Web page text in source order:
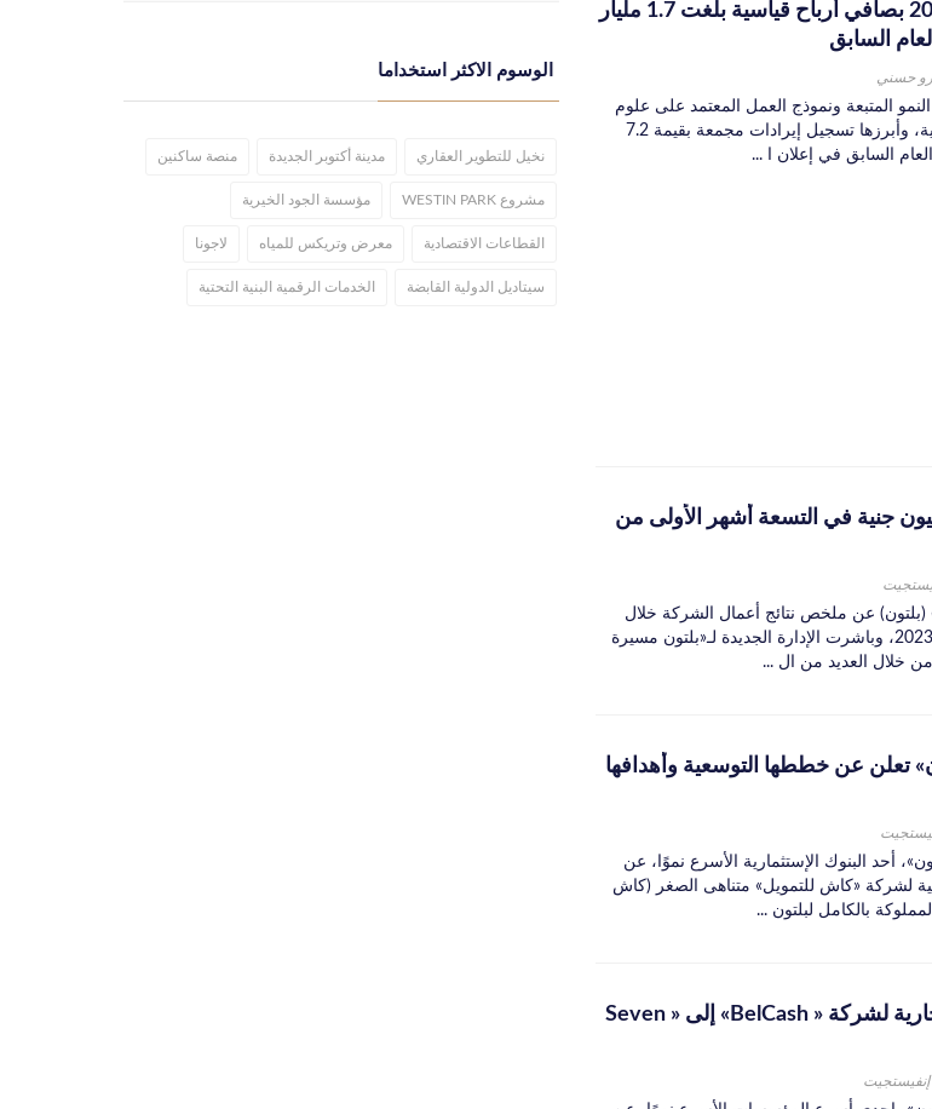
«بلتون القابضة» تختتم عام 2024 بصافي أرباح قياسية بلغت 1.7 مليار
حسني
المتبعة ونموذج العمل المعتمد على علوم
البيانات، حيث حققت نتائج مالية قياسية، وأبرزها تسجيل إيرادات مجمعة بقيمة 7.2
»تحقق إيرادات 957 مليون جنية في التسعة أشهر الأولى من
(بلتون) عن ملخص نتائج أعمال الشركة خلال
الفترة المالية المنتهية في 30 سبتمبر 2023، وباشرت الإدارة الجديدة لـ«بلتون مسيرة
من خلال العديد من ال ...
تعلن عن خططها التوسعية وأهدافها
أحد البنوك الإستثمارية الأسرع نموًا، عن
لشركة «كاش للتمويل» متناهى الصغر (كاش
بالكامل لبلتون ...
«بلتون» تعلن تغيير العلامة التجارية لشركة « BelCash» إلى « Seven
إنفيستجيت
الوسوم الاكثر استخداما
نخيل للتطوير العقاري مدينة أكتوبر الجديدة منصة ساكنين
مشروع WESTIN PARK مؤسسة الجود الخيرية
القطاعات الاقتصادية معرض وتريكس للمياه لاجونا
سيتاديل الدولية القابضة الخدمات الرقمية البنية التحتية